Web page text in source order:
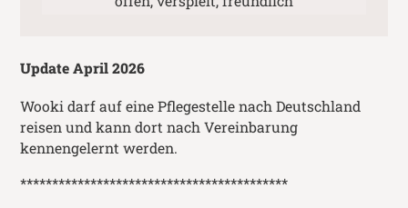
Update April 2026
Wooki darf auf eine Pflegestelle nach Deutschland
reisen und kann dort nach Vereinbarung
kennengelernt werden.
******************************************